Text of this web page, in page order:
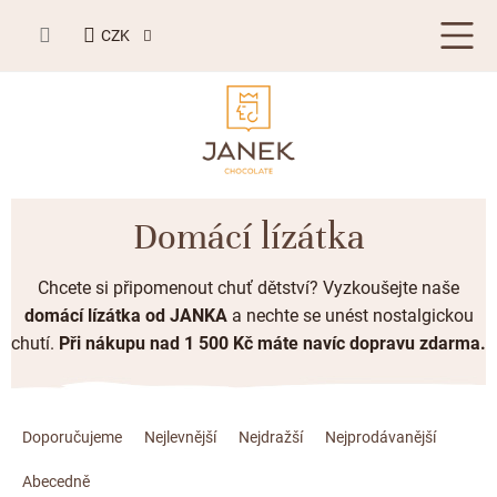
CZK
NÁKUPNÍ
KOŠÍK
BESTSELLERY
TABULKOVÁ ČOKOLÁDA
Plněné čokolády
Mléčná čokoláda
Hořká čokoláda
Bílá čokoláda
BONBONIERY, PRALINKY A LANÝŽE
Nugát
Kusové pralinky a lanýže
Letní dárky ☀️
Svatební čokolády
ZAKÁZKOVÁ VÝROBA
Domácí lízátka
Chcete si připomenout chuť dětství? Vyzkoušejte naše
domácí lízátka od JANKAa nechte se unést nostalgickou
chutí. Při nákupu nad 1 500 Kč máte navíc dopravu zdarma.
Doporučujeme Nejlevnější Nejdražší Nejprodávanější
Abecedně